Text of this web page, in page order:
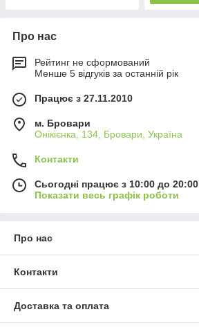
Про нас
Рейтинг не сформований
Менше 5 відгуків за останній рік
Працює з 27.11.2010
м. Бровари
Онікієнка, 134, Бровари, Україна
Контакти
Сьогодні працює з 10:00 до 20:00
Показати весь графік роботи
Про нас
Контакти
Доставка та оплата